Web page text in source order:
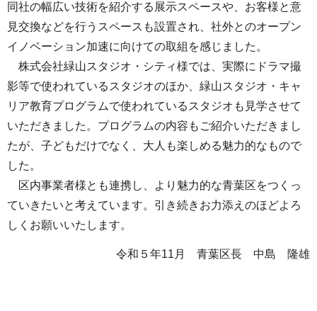
同社の幅広い技術を紹介する展示スペースや、お客様と意
見交換などを行うスペースも設置され、社外とのオープン
イノベーション加速に向けての取組を感じました。
株式会社緑山スタジオ・シティ様では、実際にドラマ撮
影等で使われているスタジオのほか、緑山スタジオ・キャ
リア教育プログラムで使われているスタジオも見学させて
いただきました。プログラムの内容もご紹介いただきまし
たが、子どもだけでなく、大人も楽しめる魅力的なもので
した。
区内事業者様とも連携し、より魅力的な青葉区をつくっ
ていきたいと考えています。引き続きお力添えのほどよろ
しくお願いいたします。
令和５年11月 青葉区長 中島 隆雄